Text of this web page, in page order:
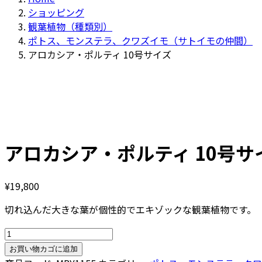
ショッピング
観葉植物（種類別）
ポトス、モンステラ、クワズイモ（サトイモの仲間）
アロカシア・ポルティ 10号サイズ
アロカシア・ポルティ 10号サ
¥19,800
切れ込んだ大きな葉が個性的でエキゾックな観葉植物です。
ア
ロお買い物カゴに追加